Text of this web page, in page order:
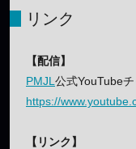
リンク
【配信】
PMJL 公式YouTubeチ
https://
【リンク】